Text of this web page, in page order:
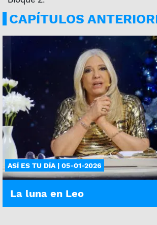
CAPÍTULOS
ASÍ ES TU DÍA | 05-01-2026
La luna en Leo